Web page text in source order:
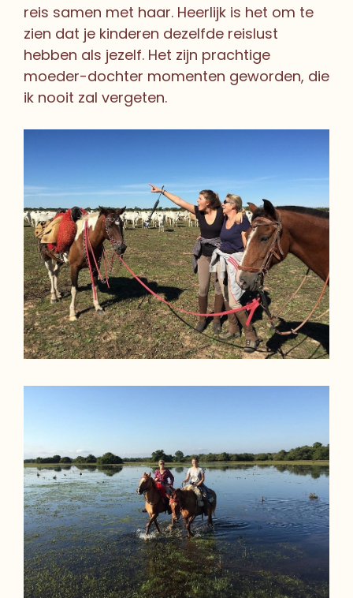
reis samen met haar. Heerlijk is het om te
zien dat je kinderen dezelfde reislust
hebben als jezelf. Het zijn prachtige
moeder-dochter momenten geworden, die
ik nooit zal vergeten.